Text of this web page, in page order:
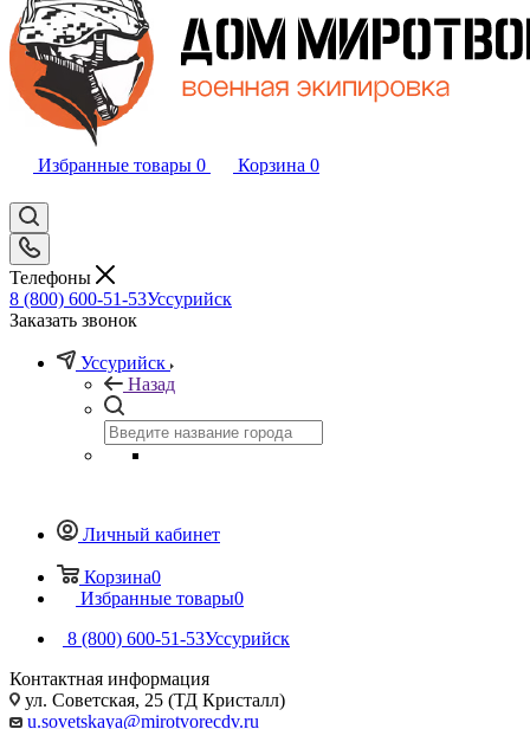
Избранные товары 0 Корзина 0
Телефоны
8 (800) 600-51-53Уссурийск
Заказать звонок
Уссурийск
Назад
Личный кабинет
Корзина0
Избранные товары0
8 (800) 600-51-53Уссурийск
Контактная информация
ул. Советская, 25 (ТД Кристалл)
u.sovetskaya@mirotvorecdv.ru